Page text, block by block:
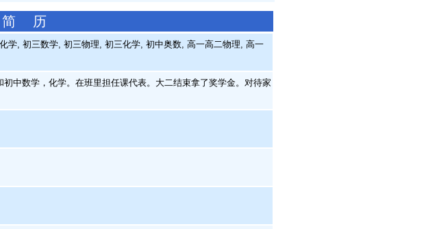
历
, 初三数学, 初三物理, 初三化学, 初中奥数, 高一高二物理, 高一
中数学，化学。在班里担任课代表。大二结束拿了奖学金。对待家